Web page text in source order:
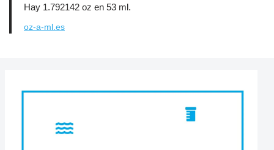
Hay 1.792142 oz en 53 ml.
oz-a-ml.es